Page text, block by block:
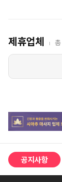
제휴업체 총
공지사항